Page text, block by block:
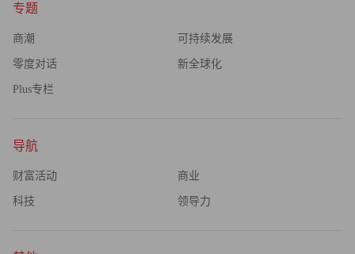
专题
商潮 可持续发展
零度对话 新全球化
Plus专栏
导航
财富活动 商业
科技 领导力